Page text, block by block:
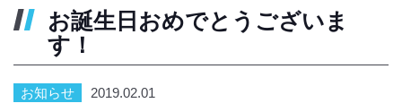
お誕生日おめでとうございま
す！
お知らせ 2019.02.01